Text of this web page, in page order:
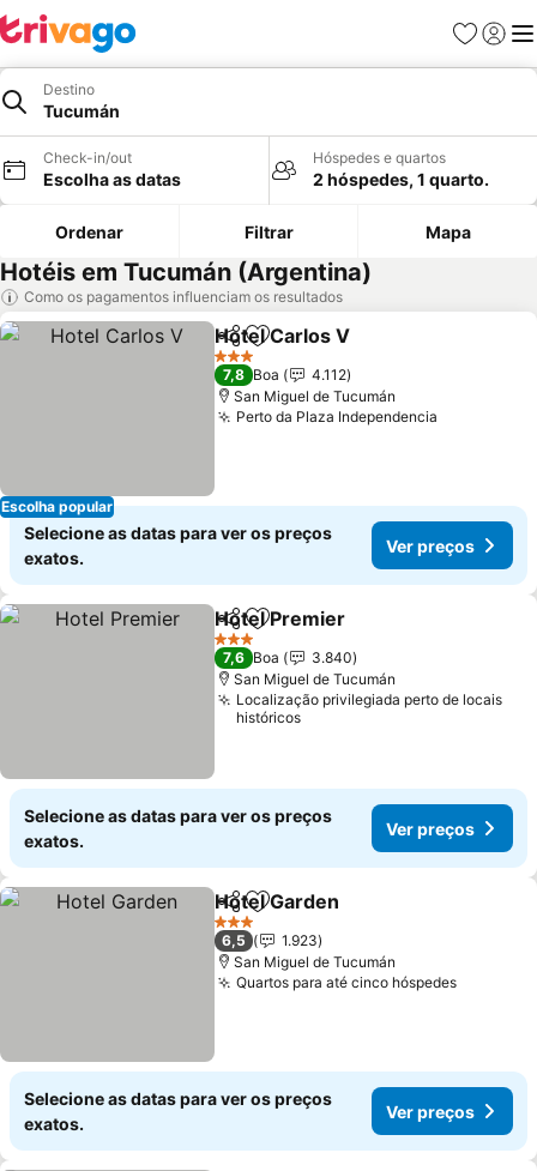
Favoritos
Iniciar
Destino
Tucumán
Check-in/out
Escolha as datas
Hóspedes e quartos
2 hóspedes, 1 quarto.
Ordenar Filtrar Mapa
Hotéis em Tucumán (Argentina)
Como os pagamentos influenciam os resultados
Escolha popular
PartilharAdicionar aos favoritos
Hotel Carlos V
3 Estrelas
7,8 Boa
4.112
San Miguel de Tucumán
Perto da Plaza Independencia
Selecione as datas para ver os preços
exatos.
Ver preços
PartilharAdicionar aos favoritos
Hotel Premier
3 Estrelas
7,6 Boa
3.840
San Miguel de Tucumán
Localização privilegiada perto de locais
históricos
Selecione as datas para ver os preços
exatos.
Ver preços
PartilharAdicionar aos favoritos
Hotel Garden
3 Estrelas
6,5
1.923
San Miguel de Tucumán
Quartos para até cinco hóspedesVer
Selecione as datas para ver os preços
exatos.
Ver preços